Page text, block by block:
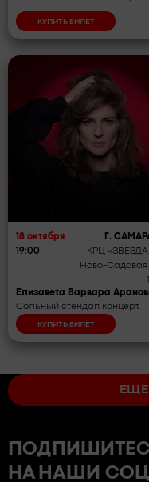
КУПИТЬ БИЛЕТ
18 октября
19:00
Г.
КРЦ
Ново-Садовая
Елизавета Варвара
Сольный стендап концерт
КУПИТЬ БИЛЕТ
НА НАШИ